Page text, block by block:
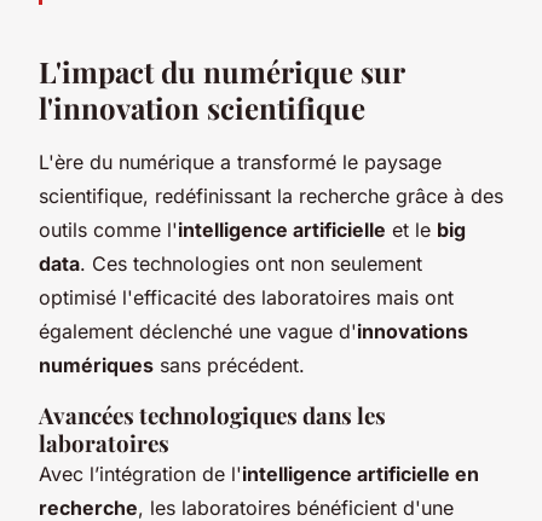
L'impact du numérique sur
l'innovation scientifique
L'ère du numérique a transformé le paysage
scientifique, redéfinissant la recherche grâce à des
outils comme l'intelligence artificielle et le big
data. Ces technologies ont non seulement
optimisé l'efficacité des laboratoires mais ont
également déclenché une vague d'innovations
numériques sans précédent.
Avancées technologiques dans les
laboratoires
Avec l’intégration de l'intelligence artificielle en
recherche, les laboratoires bénéficient d'une